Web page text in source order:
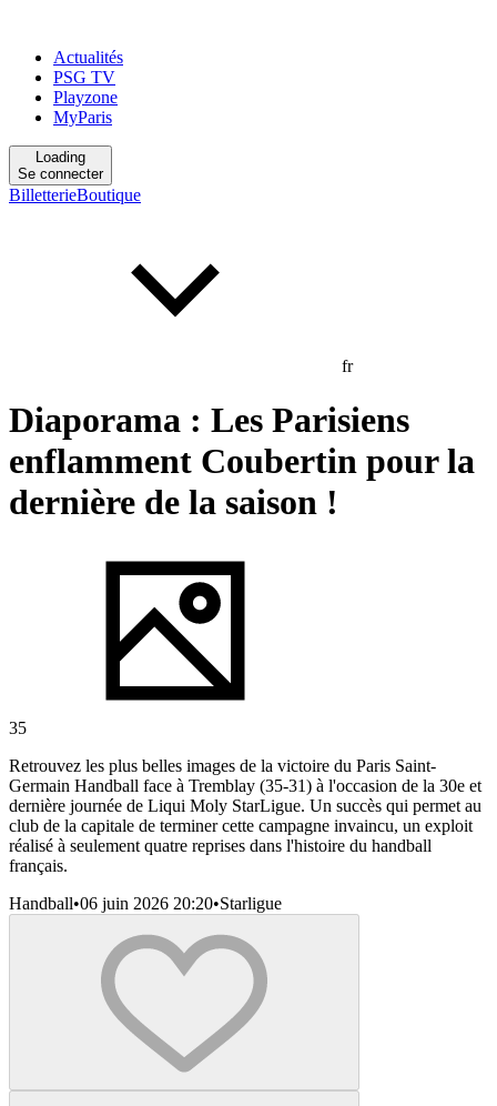
Actualités
PSG TV
Playzone
MyParis
Loading
Se connecter
BilletterieBoutique
fr
Diaporama : Les Parisiens
enflamment Coubertin pour la
dernière de la saison !
35
Retrouvez les plus belles images de la victoire du Paris Saint-
Germain Handball face à Tremblay (35-31) à l'occasion de la 30e et
dernière journée de Liqui Moly StarLigue. Un succès qui permet au
club de la capitale de terminer cette campagne invaincu, un exploit
réalisé à seulement quatre reprises dans l'histoire du handball
français.
Handball•06 juin 2026 20:20•Starligue